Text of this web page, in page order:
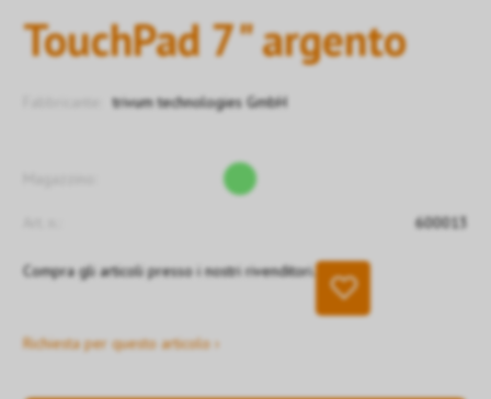
TouchPad 7" argento
trivum technologies GmbH
600013
Compra gli articoli presso i nostri rivenditori.
Richiesta per questo articolo ›